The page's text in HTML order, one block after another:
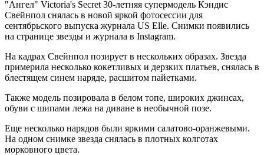
"Ангел" Victoria's Secret 30-летняя супермодель Кэндис
Свейнпол снялась в новой яркой фотосессии для
сентябрьского выпуска журнала US Elle. Снимки появились
на странице звезды и журнала в Instagram.
На кадрах Свейнпол позирует в нескольких образах. Звезда
примерила несколько кокетливых и дерзких платьев, снялась в
блестящем синем наряде, расшитом пайетками.
Также модель позировала в белом топе, широких джинсах,
обуви с шипами лежа на диване в необычной позе.
Еще несколько нарядов были яркими салатово-оранжевыми.
На одном снимке звезда снялась в плотных колготах
морковного цвета.